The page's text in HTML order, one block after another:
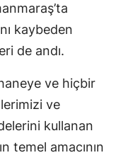
kaybeden
de andı.
ve hiçbir
ve
kullanan
temel amacının